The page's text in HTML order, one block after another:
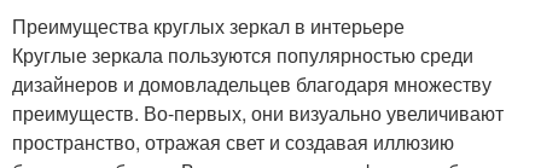
Преимущества круглых зеркал в интерьере
Круглые зеркала пользуются популярностью среди
дизайнеров и домовладельцев благодаря множеству
преимуществ. Во-первых, они визуально увеличивают
пространство, отражая свет и создавая иллюзию